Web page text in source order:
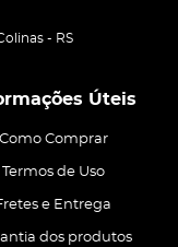
- RS
Úteis
Como Comprar
Termos de Uso
e Entrega
dos produtos